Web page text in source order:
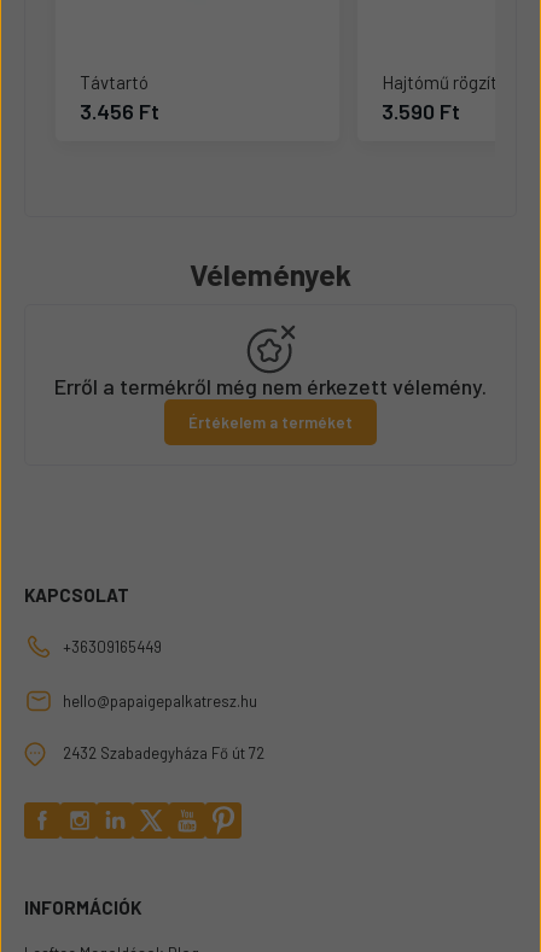
Távtartó
3.456 Ft
Hajtómű
3.590 Ft
Vélemények
Erről a termékről még nem érkezett vélemény.
Értékelem a terméket
KAPCSOLAT
+36309165449
hello@papaigepalkatresz.hu
2432 Szabadegyháza Fő út 72
INFORMÁCIÓK